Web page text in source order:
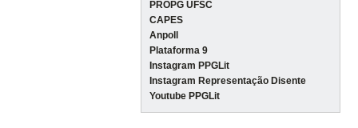
PROPG UFSC
CAPES
Anpoll
Plataforma 9
Instagram PPGLit
Instagram Representação Disente
Youtube PPGLit